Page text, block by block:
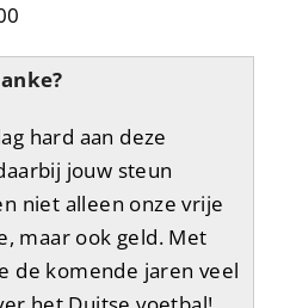
hard aan deze
jouw steun
niet alleen onze vrije
maar ook geld. Met
de komende jaren veel